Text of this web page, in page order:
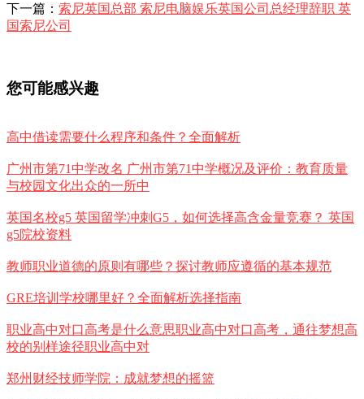
下一篇： 索尼英国总部 索尼电脑娱乐英国公司总经理辞职 英
国索尼公司
您可能感兴趣
高中借读需要什么程序和条件？全面解析
广州市第71中学改名 广州市第71中学概况及评价：教育质量
与校园文化出众的一所中
英国名校g5 英国留学冲刺G5，如何选择高含金量竞赛？ 英国
g5院校资料
教师职业道德的原则有哪些？探讨教师应遵循的基本规范
GRE培训学校哪里好？全面解析选择指南
职业高中对口高考是什么意思职业高中对口高考，通往梦想高
校的别样途径职业高中对
郑州财经技师学院：成就梦想的摇篮